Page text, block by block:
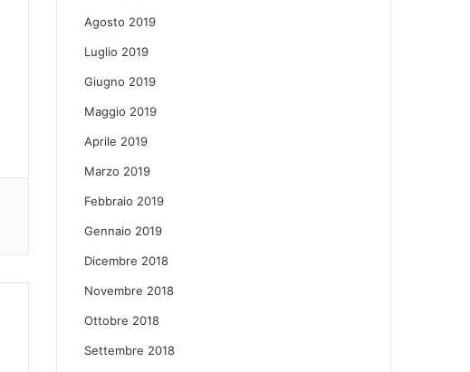
Agosto 2019
Luglio 2019
Giugno 2019
Maggio 2019
Aprile 2019
Marzo 2019
Febbraio 2019
Gennaio 2019
Dicembre 2018
Novembre 2018
Ottobre 2018
Settembre 2018